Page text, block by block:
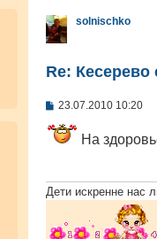
solnischko
Re:
С
о
б
н
и
е
23.07.2010 10:20
На
Дети искренне нас